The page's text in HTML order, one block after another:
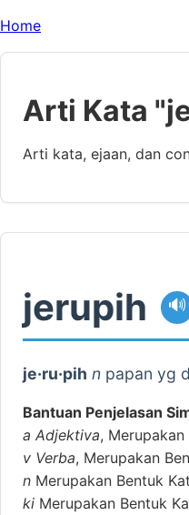
Home
Arti Kata
Arti kata, ejaan, dan
jerupih 🔊
je·ru·pih n papan yg
Bantuan Penjelasan
a Adjektiva,
v Verba, Merupakan
n Merupakan Bentuk
ki Merupakan Bentuk